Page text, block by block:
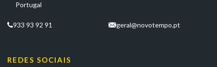
Portugal
933 93 92 91 geral@novotempo.pt
REDES SOCIAIS